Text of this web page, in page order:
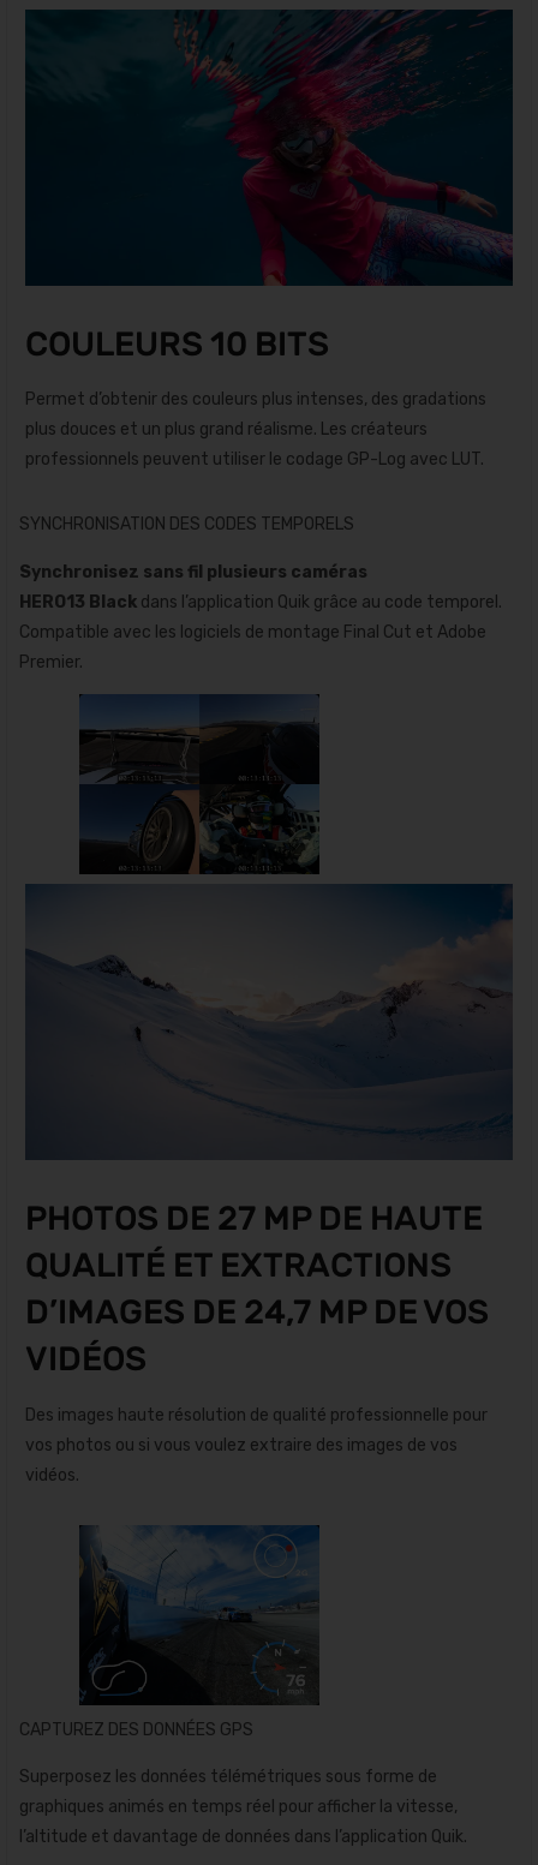
COULEURS 10 BITS
Permet d’obtenir des couleurs plus intenses, des gradations
plus douces et un plus grand réalisme. Les créateurs
professionnels peuvent utiliser le codage GP-Log avec LUT.
SYNCHRONISATION DES CODES TEMPORELS
Synchronisez sans fil plusieurs caméras
HERO13 Black dans l’application Quik grâce au code temporel.
Compatible avec les logiciels de montage Final Cut et Adobe
Premier.
PHOTOS DE 27 MP DE HAUTE
QUALITÉ ET EXTRACTIONS
D’IMAGES DE 24,7 MP DE VOS
VIDÉOS
Des images haute résolution de qualité professionnelle pour
vos photos ou si vous voulez extraire des images de vos
vidéos.
CAPTUREZ DES DONNÉES GPS
Superposez les données télémétriques sous forme de
graphiques animés en temps réel pour afficher la vitesse,
l’altitude et davantage de données dans l’application Quik.